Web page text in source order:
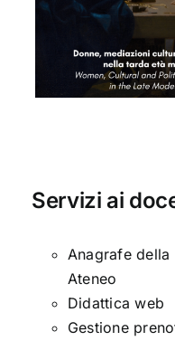
Servizi ai
Anagrafe della
Ateneo
Didattica web
Gestione